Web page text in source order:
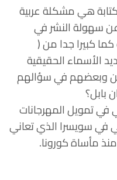
هي مشكلة عربية
سهولة النشر في
كبيرا جدا من (
الأسماء الحقيقية
وبعضهم في سؤالهم
بابل؟
في تمويل المهرجانات
في سويسرا الذي تعاني